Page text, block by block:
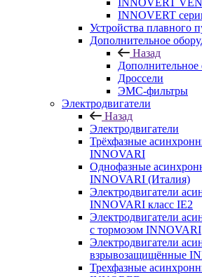
INNOVERT
INNOVERT
Устройства плавного
Дополнительное
Назад
Дополнительное
Дроссели
ЭМС-фильтры
Электродвигатели
Назад
Электродвигатели
Трёхфазные
INNOVARI
Однофазные
INNOVARI (Италия)
Электродвигатели
INNOVARI класс IE2
Электродвигатели
с тормозом INNOVARI
Электродвигатели
взрывозащищённые
Трехфазные